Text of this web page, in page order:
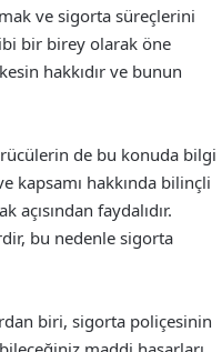
ve sigorta süreçlerini
bir birey olarak öne
hakkıdır ve bunun
de bu konuda bilgi
kapsamı hakkında bilinçli
faydalıdır.
bu nedenle sigorta
biri, sigorta poliçesinin